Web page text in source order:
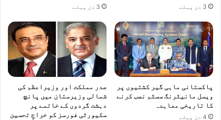
3 دن پہلے 3 دن پہلے
پاکستانی ماہی گیر کشتیوں پر
ویسل مانیٹرنگ سسٹم نصب کرنے
کا تاریخی معاہدہ
4 دن پہلے
صدر مملکت اور وزیراعظم کی
شمالی وزیرستان میں پانچ
دہشت گردوں کے خاتمے پر
سکیورٹی فورسز کو خراجِ تحسین